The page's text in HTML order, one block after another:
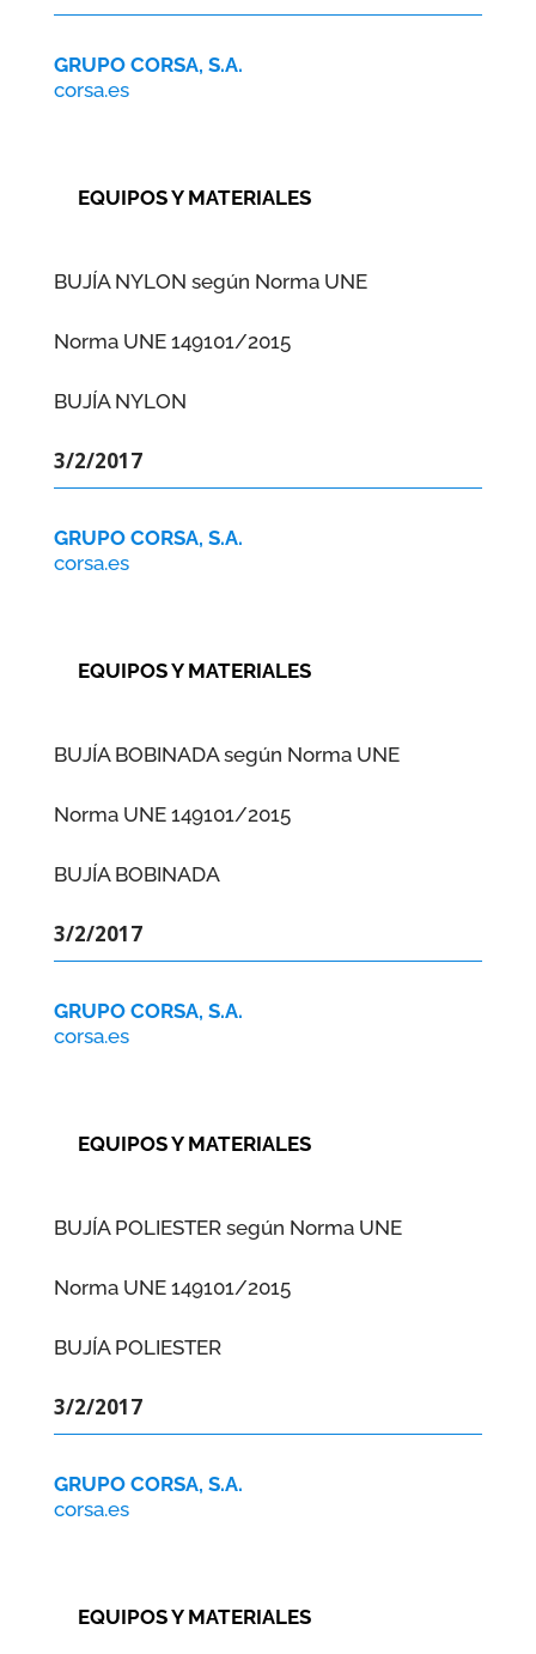
GRUPO CORSA, S.A.
corsa.es
EQUIPOS Y MATERIALES
BUJÍA NYLON según Norma UNE
Norma UNE 149101/2015
BUJÍA NYLON
3/2/2017
GRUPO CORSA, S.A.
corsa.es
EQUIPOS Y MATERIALES
BUJÍA BOBINADA según Norma UNE
Norma UNE 149101/2015
BUJÍA BOBINADA
3/2/2017
GRUPO CORSA, S.A.
corsa.es
EQUIPOS Y MATERIALES
BUJÍA POLIESTER según Norma UNE
Norma UNE 149101/2015
BUJÍA POLIESTER
3/2/2017
GRUPO CORSA, S.A.
corsa.es
EQUIPOS Y MATERIALES